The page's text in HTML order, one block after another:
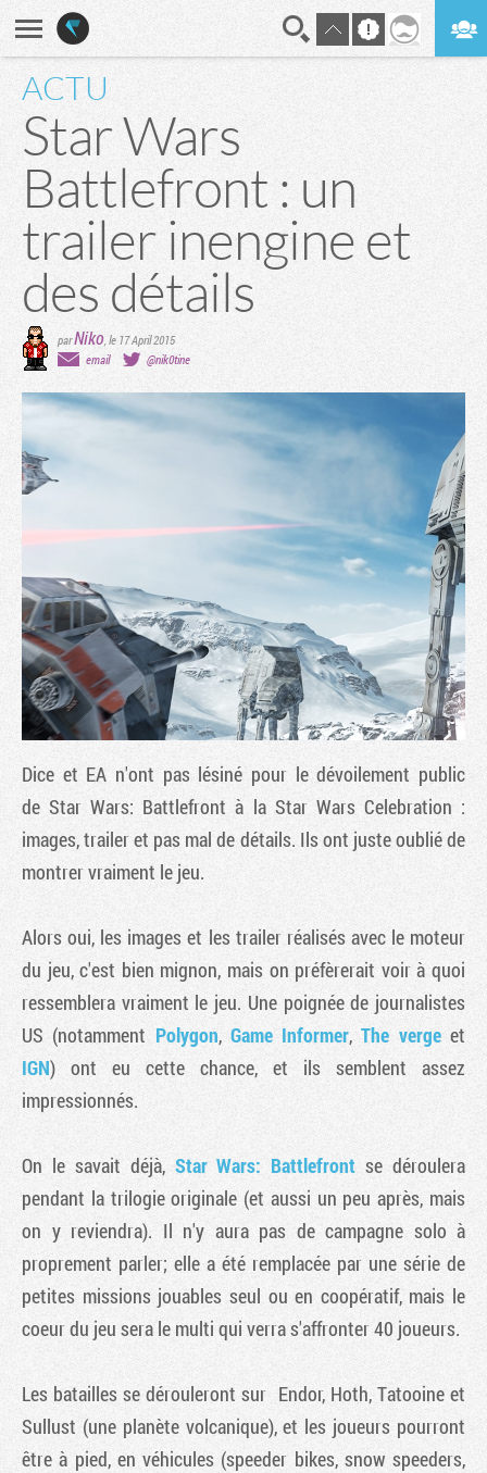
ACTU
Star Wars
Battlefront : un
trailer inengine et
des détails
parNiko,le 17 April 2015
email
@nik0tine
Dice et EA n'ont pas lésiné pour le dévoilement public
de Star Wars: Battlefront à la Star Wars Celebration :
images, trailer et pas mal de détails. Ils ont juste oublié de
montrer vraiment le jeu.
Alors oui, les images et les trailer réalisés avec le moteur
du jeu, c'est bien mignon, mais on préfèrerait voir à quoi
ressemblera vraiment le jeu. Une poignée de journalistes
US (notamment Polygon, Game Informer,The vergeet
IGN) ont eu cette chance, et ils semblent assez
impressionnés.
On le savait déjà, Star Wars: Battlefront se déroulera
pendant la trilogie originale (et aussi un peu après, mais
on y reviendra). Il n'y aura pas de campagne solo à
proprement parler; elle a été remplacée par une série de
petites missions jouables seul ou en coopératif, mais le
coeur du jeu sera le multi qui verra s'affronter 40 joueurs.
Les batailles se dérouleront sur Endor, Hoth, Tatooine et
Sullust (une planète volcanique), et les joueurs pourront
être à pied, en véhicules (speeder bikes, snow speeders,
Tribune